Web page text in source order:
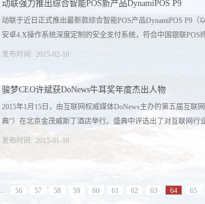
核，公司发行股份购买资富春通信股份有限公司(以下简称“公司
督管理委员会（以下简称“中国证监会”）的通知，经产并募集
过。 链接：http://www.cninfo.com.cn/cninfo-new/disclosure/
announceTime=2015-03-24
动联强力推出综合智能POS新产品DynamiPOS P9
动联于近日正式推出最新款综合智能POS产品DynamiPOS P9（
安卓4.X操作系统深度定制的安全支付系统，符合中国银联POS
用扩展、完美操作体验的移动支付终端产品解决方案，以及收
商户和消费者的不同需求，P9系列拥有两款不同的设计，P91
版本，时尚外观设计和新材料外观设计，彰显高端大气。
发布时间: 2015-02-10
骏梦CEO许斌获DoNews牛耳奖年度杰出人物
2015年1月15日，由互联网权威媒体DoNews主办的第五届互联
典”）在北京金茂威斯丁酒店举行。盛典中评选出了对互联网行
http://www.thedream.cc/news/page-82-84-kgj47h.html
发布时间: 2015-01-16
... 56 57 58 59 60 61 62 63 64 65